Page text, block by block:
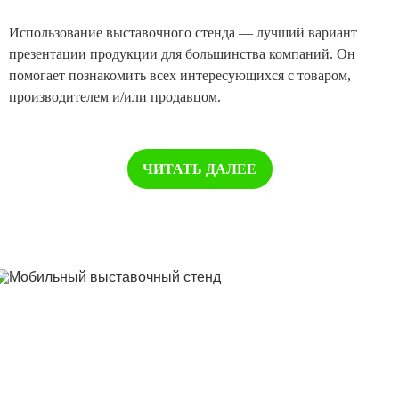
Использование выставочного стенда — лучший вариант
презентации продукции для большинства компаний. Он
помогает познакомить всех интересующихся с товаром,
производителем и/или продавцом.
ЧИТАТЬ ДАЛЕЕ